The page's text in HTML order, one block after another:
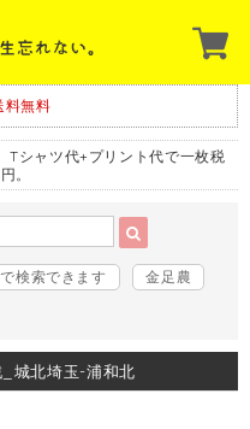
料無料
Tシャツ代+プリント代で一枚税
。
検索できます
金足農
城北埼玉-浦和北